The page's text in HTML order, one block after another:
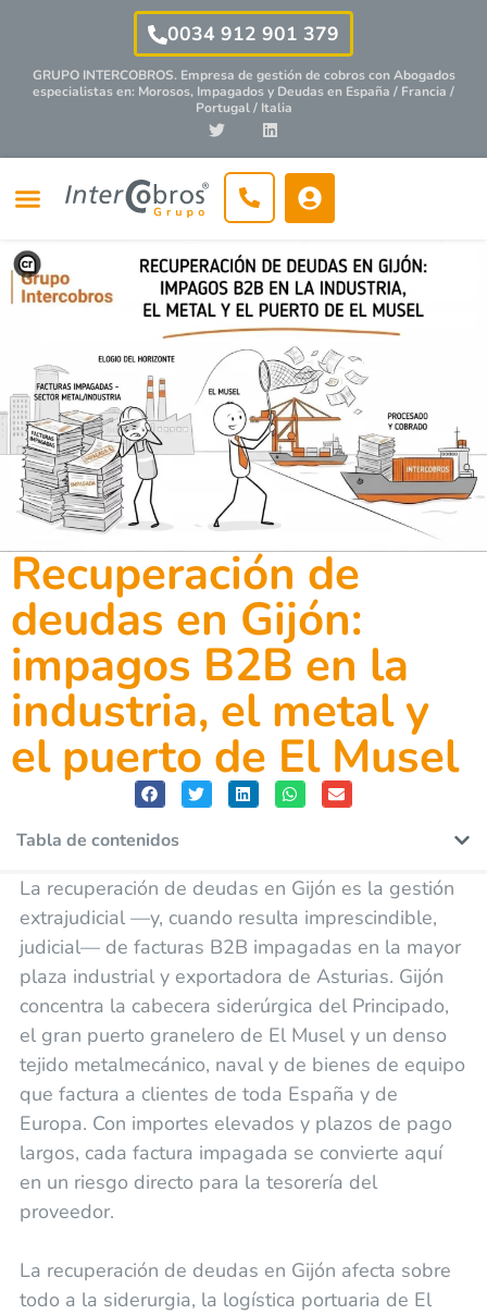
0034 912 901 379
GRUPO INTERCOBROS. Empresa de gestión de cobros conAbogados
especialistasen: Morosos, Impagados y Deudas en España / Francia /
Portugal / Italia
Recuperación de
deudas en Gijón:
impagos B2B en la
industria, el metal y
el puerto de El Musel
Tabla de contenidos
La recuperación de deudas en Gijón es la gestión
extrajudicial —y, cuando resulta imprescindible,
judicial— de facturas B2B impagadas en la mayor
plaza industrial y exportadora de Asturias. Gijón
concentra la cabecera siderúrgica del Principado,
el gran puerto granelero de El Musel y un denso
tejido metalmecánico, naval y de bienes de equipo
que factura a clientes de toda España y de
Europa. Con importes elevados y plazos de pago
largos, cada factura impagada se convierte aquí
en un riesgo directo para la tesorería del
proveedor.
La recuperación de deudas en Gijón afecta sobre
todo a la siderurgia, la logística portuaria de El